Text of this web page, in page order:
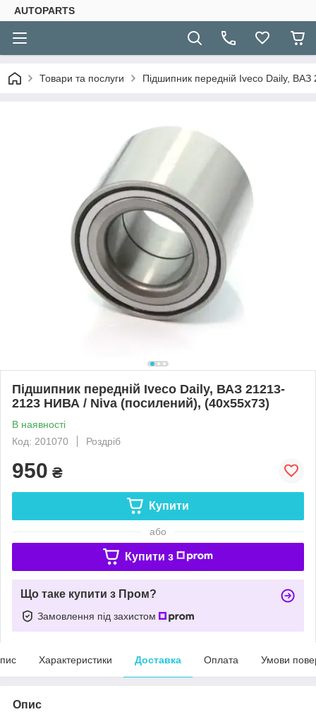
AUTOPARTS
Товари та послуги Підшипник передній Iveco Daily,
Підшипник передній Iveco Daily, ВАЗ 21213-
2123 НИВА / Niva (посилений), (40x55x73)
В наявності
Код: 201070
Роздріб
950 ₴
Купити
або
Купити з
Що таке купити з Пром?
Замовлення під захистом
Характеристики Доставка Оплата Умови
Опис